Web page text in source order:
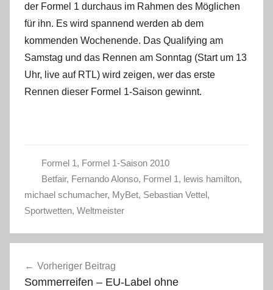
der Formel 1 durchaus im Rahmen des Möglichen
für ihn. Es wird spannend werden ab dem
kommenden Wochenende. Das Qualifying am
Samstag und das Rennen am Sonntag (Start um 13
Uhr, live auf RTL) wird zeigen, wer das erste
Rennen dieser Formel 1-Saison gewinnt.
Formel 1, Formel 1-Saison 2010
Betfair, Fernando Alonso, Formel 1, lewis hamilton,
michael schumacher, MyBet, Sebastian Vettel,
Sportwetten, Weltmeister
Vorheriger Beitrag
Sommerreifen – EU-Label ohne